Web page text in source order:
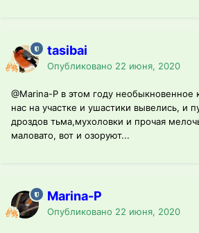
tasibai
Опубликовано 22 июня, 2020
@Marina-P в этом году необыкновенное
нас на участке и ушастики вывелись, и
дроздов тьма,мухоловки и прочая
маловато, вот и озоруют...
Marina-P
Опубликовано 22 июня, 2020